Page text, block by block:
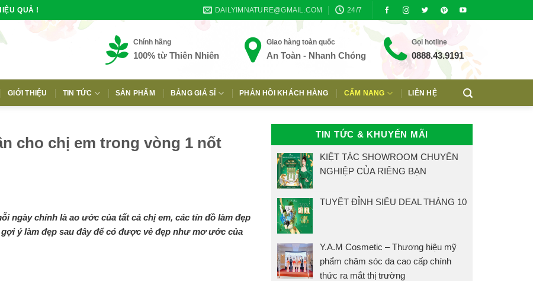
QUẢ ! DAILYIMNATURE@GMAIL.COM 24/7
Chính hãng
100% từ Thiên Nhiên
Giao hàng toàn quốc
An Toàn - Nhanh Chóng
Gọi hotline
0888.43.9191
GIỚI THIỆU TIN TỨC SẢN PHẨM BẢNG GIÁ SỈ PHẢN HỒI KHÁCH HÀNG CẨM NANG LIÊN HỆ
cho chị em trong vòng 1 nốt
ngày chính là ao ước của tất cả chị em, các tín đồ làm đẹp
ý làm đẹp sau đây để có được vẻ đẹp như mơ ước của
TIN TỨC & KHUYẾN MÃI
KIỆT TÁC SHOWROOM CHUYÊN
NGHIỆP CỦA RIÊNG BẠN
TUYỆT ĐỈNH SIÊU DEAL THÁNG 10
Y.A.M Cosmetic – Thương hiệu mỹ
phẩm chăm sóc da cao cấp chính
thức ra mắt thị trường